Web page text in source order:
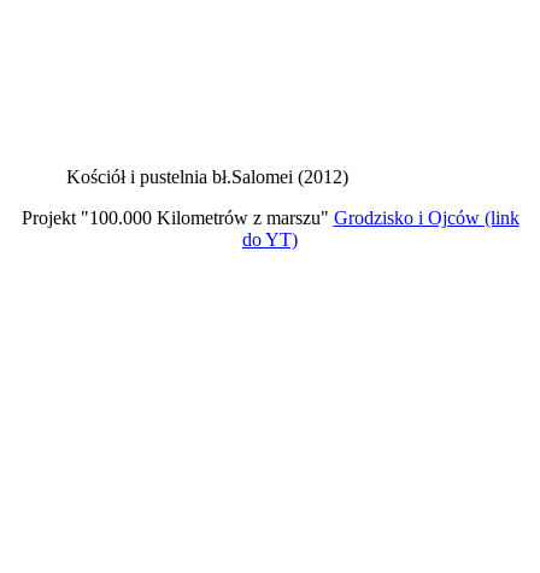
Kościół i pustelnia bł.Salomei (2012)
Projekt "100.000 Kilometrów z marszu" Grodzisko i Ojców (link
do YT)